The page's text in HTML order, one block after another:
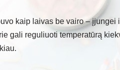
kaip laivas be vairo – įjungei
gali reguliuoti temperatūrą